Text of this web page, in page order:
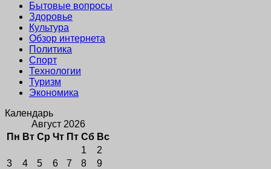
Бытовые вопросы
Здоровье
Культура
Обзор интернета
Политика
Спорт
Технологии
Туризм
Экономика
Календарь
Август 2026
Пн Вт Ср Чт Пт Сб Вс
1
2
3
4 5 6 7 8
9